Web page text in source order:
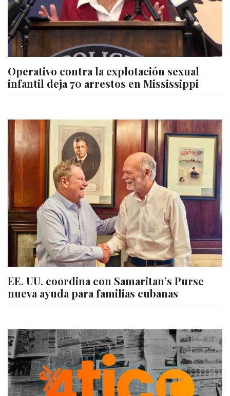
Operativo contra la explotación sexual
infantil deja 70 arrestos en Mississippi
EE. UU. coordina con Samaritan’s Purse
nueva ayuda para familias cubanas